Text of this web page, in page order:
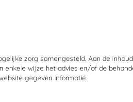
zorg samengesteld. Aan de
wijze het advies en/of de
gegeven informatie.